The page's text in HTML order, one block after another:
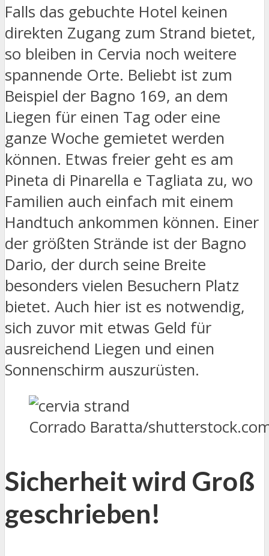
Falls das gebuchte Hotel keinen
direkten Zugang zum Strand bietet,
so bleiben in Cervia noch weitere
spannende Orte. Beliebt ist zum
Beispiel der Bagno 169, an dem
Liegen für einen Tag oder eine
ganze Woche gemietet werden
können. Etwas freier geht es am
Pineta di Pinarella e Tagliata zu, wo
Familien auch einfach mit einem
Handtuch ankommen können. Einer
der größten Strände ist der Bagno
Dario, der durch seine Breite
besonders vielen Besuchern Platz
bietet. Auch hier ist es notwendig,
sich zuvor mit etwas Geld für
ausreichend Liegen und einen
Sonnenschirm auszurüsten.
Corrado Baratta/
Sicherheit wird Groß
geschrieben!